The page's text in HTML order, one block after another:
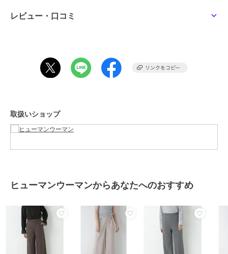
※こちらの商品はカラーにより組成が異なります。ご注意くださいま
透け感／なし|裏地／なし|光沢／なし|生地の厚さ／普通|伸縮性／な
期間限定セール開催中
ショップ ヒューマンウーマン
レディース
サロペット・オーバーオール
カラー ブラックチェック3、ネイビー
サイズ
レビュー・口コミ
取扱いショップ
ヒューマンウーマンからあなたへのおすすめ